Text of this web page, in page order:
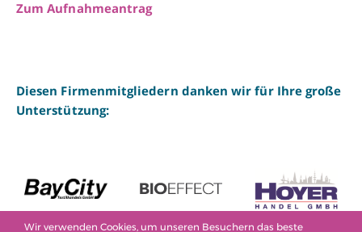
Zum Aufnahmeantrag
Diesen Firmenmitgliedern danken wir für Ihre große
Unterstützung:
Wir verwenden Cookies, um unseren Besuchern das beste